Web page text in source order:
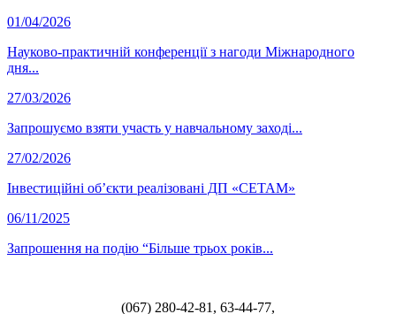
01/04/2026
Науково-практичній конференції з нагоди Міжнародного
дня...
27/03/2026
Запрошуємо взяти участь у навчальному заході...
27/02/2026
Інвестиційні об’єкти реалізовані ДП «СЕТАМ»
06/11/2025
Запрошення на подію “Більше трьох років...
(067) 280-42-81, 63-44-77,